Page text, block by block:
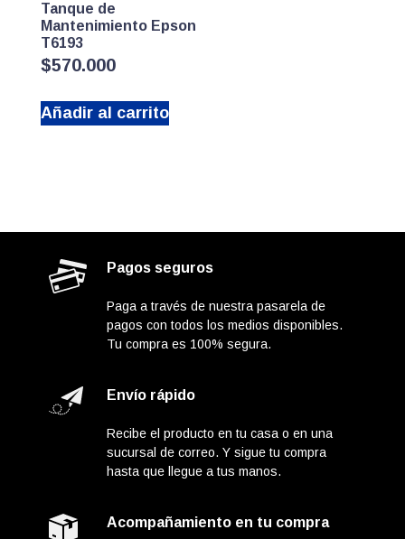
Tanque de
Mantenimiento Epson
T6193
$570.000
Añadir al carrito
Pagos seguros
Paga a través de nuestra pasarela de
pagos con todos los medios disponibles.
Tu compra es 100% segura.
Envío rápido
Recibe el producto en tu casa o en una
sucursal de correo. Y sigue tu compra
hasta que llegue a tus manos.
Acompañamiento en tu compra